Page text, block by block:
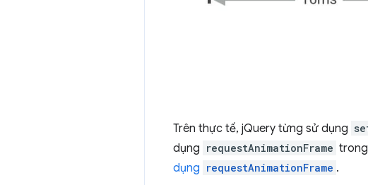
Trên thực tế, jQuery từng sử dụng
dụng requestAnimationFrame
dụng requestAnimationFrame .